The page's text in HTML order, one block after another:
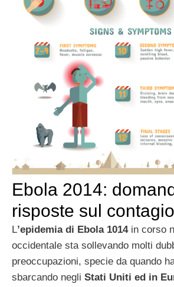
Ebola 2014:
risposte sul contagio
L’epidemia di Ebola 1014in corso
occidentale sta sollevando molti
preoccupazioni, specie da quando
sbarcando negli Stati Uniti ed in